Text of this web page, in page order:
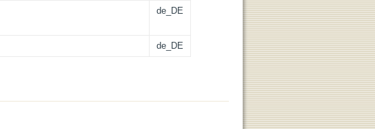
de_DE
de_DE